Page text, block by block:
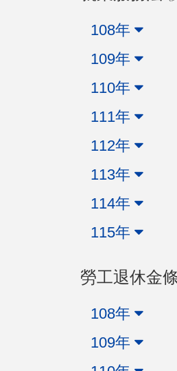
108年
109年
110年
111年
112年
113年
114年
115年
勞工退休金
108年
109年